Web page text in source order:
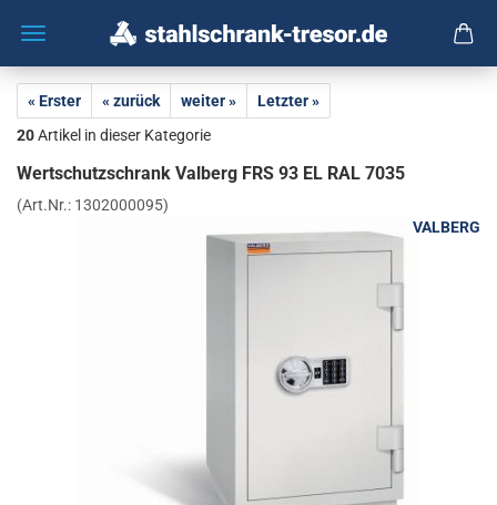
« Erster « zurück weiter »
Letzter »
20Artikel in dieser Kategorie
Wert­schutz­schrank Val­berg FRS 93 EL RAL 7035
(Art.Nr.: 1302000095)
VALBERG